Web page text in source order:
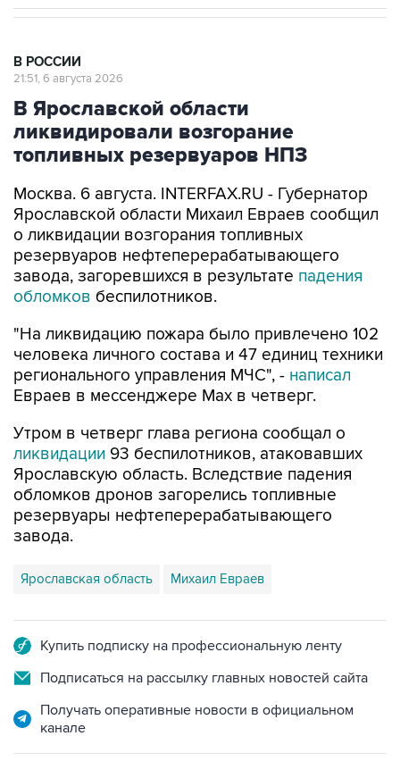
В РОССИИ
21:51, 6 августа 2026
В Ярославской области
ликвидировали возгорание
топливных резервуаров НПЗ
Москва. 6 августа. INTERFAX.RU - Губернатор
Ярославской области Михаил Евраев сообщил
о ликвидации возгорания топливных
резервуаров нефтеперерабатывающего
завода, загоревшихся в результате падения
обломков беспилотников.
"На ликвидацию пожара было привлечено 102
человека личного состава и 47 единиц техники
регионального управления МЧС", - написал
Евраев в мессенджере Мах в четверг.
Утром в четверг глава региона сообщал о
ликвидации 93 беспилотников, атаковавших
Ярославскую область. Вследствие падения
обломков дронов загорелись топливные
резервуары нефтеперерабатывающего
завода.
Ярославская область Михаил Евраев
Купить подписку на профессиональную ленту
Подписаться на рассылку главных новостей сайта
Получать оперативные новости в официальном
канале